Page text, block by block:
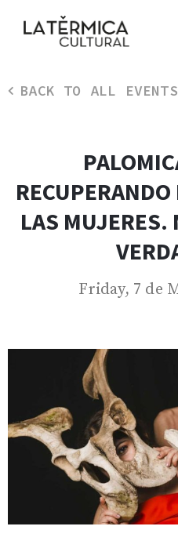
BACK TO ALL EVENTS
LAS MUJERES.
Friday, 7 de